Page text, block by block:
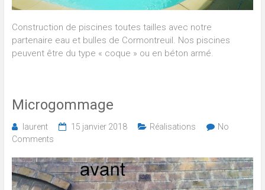
Construction de piscines toutes tailles avec notre
partenaire eau et bulles de Cormontreuil. Nos piscines
peuvent être du type « coque » ou en béton armé.
Microgommage
laurent 15 janvier 2018 Réalisations
No
Comments